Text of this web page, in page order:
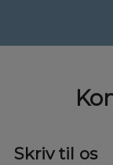
Skriv til os